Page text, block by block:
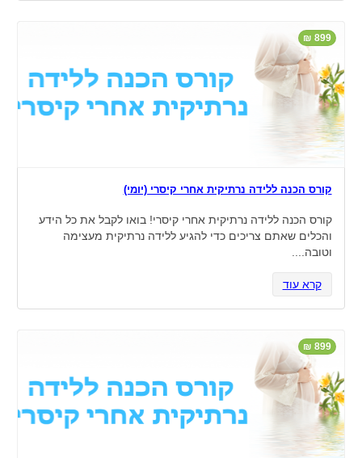
שירה גרפיט
899 ₪
קורס הכנה ללידה נרתיקית אחרי קיסרי (יומי)
קורס הכנה ללידה נרתיקית אחרי קיסרי! בואו לקבל את כל הידע
והכלים שאתם צריכים כדי להגיע ללידה נרתיקית מעצימה
וטובה....
קרא עוד
899 ₪